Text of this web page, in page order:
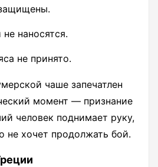
наносятся.
не принято.
чаше запечатлен
момент — признание
человек поднимает руку,
не хочет продолжать бой.